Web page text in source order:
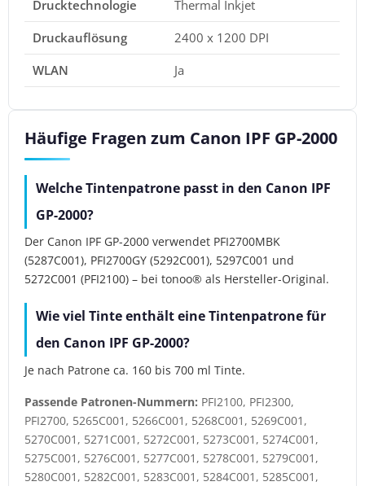
Drucktechnologie
Thermal Inkjet
Druckauflösung
2400 x 1200 DPI
WLAN
Ja
Häufige Fragen zum Canon IPF GP-2000
Welche Tintenpatrone passt in den Canon IPF
GP-2000?
Der Canon IPF GP-2000 verwendet PFI2700MBK
(5287C001), PFI2700GY (5292C001), 5297C001 und
5272C001 (PFI2100) – bei tonoo® als Hersteller-Original.
Wie viel Tinte enthält eine Tintenpatrone für
den Canon IPF GP-2000?
Je nach Patrone ca. 160 bis 700 ml Tinte.
Passende Patronen-Nummern: PFI2100, PFI2300,
PFI2700, 5265C001, 5266C001, 5268C001, 5269C001,
5270C001, 5271C001, 5272C001, 5273C001, 5274C001,
5275C001, 5276C001, 5277C001, 5278C001, 5279C001,
5280C001, 5282C001, 5283C001, 5284C001, 5285C001,